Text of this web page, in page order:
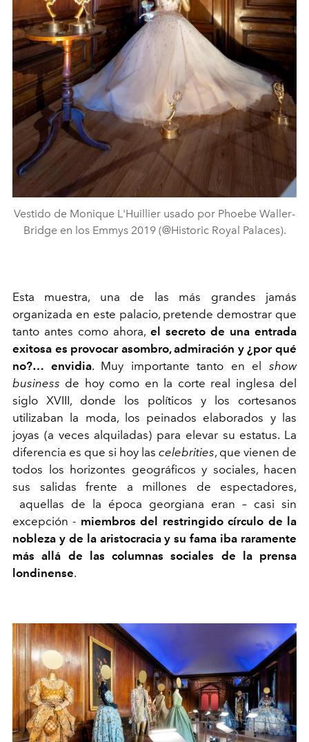
Vestido de Monique L'Huillier usado por Phoebe Waller-
Bridge en los Emmys 2019 (@Historic Royal Palaces).
Esta muestra, una de las más grandes jamás
organizada en este palacio, pretende demostrar que
tanto antes como ahora, el secreto de una entrada
exitosa es provocar asombro, admiración y ¿por qué
no?… envidia. Muy importante tanto en elshow
business de hoy como en la corte real inglesa del
siglo XVIII, donde los políticos y los cortesanos
utilizaban la moda, los peinados elaborados y las
joyas (a veces alquiladas) para elevar su estatus. La
diferencia es que si hoy las celebrities, que vienen de
todos los horizontes geográficos y sociales, hacen
sus salidas frente a millones de espectadores,
aquellas de la época georgiana eran – casi sin
excepción - miembros del restringido círculo de la
nobleza y de la aristocracia y su fama iba raramente
más allá de las columnas sociales de la prensa
londinense.